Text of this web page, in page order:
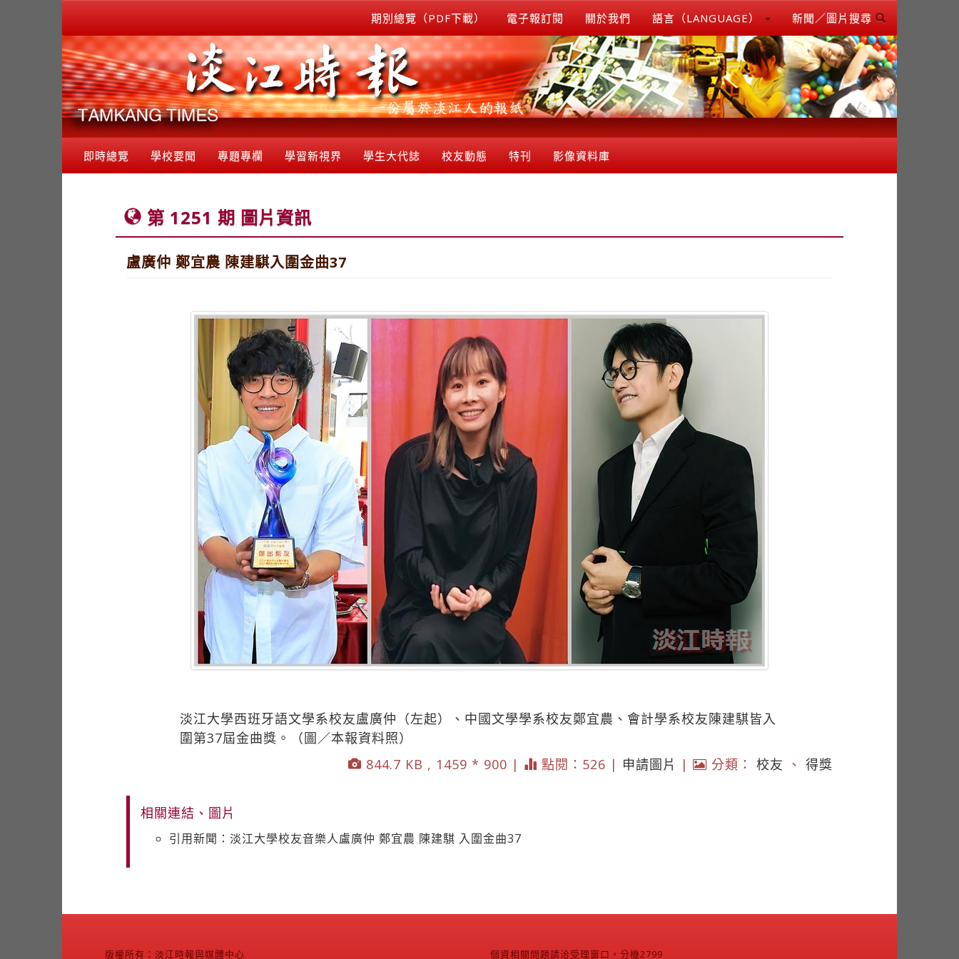
期別總覽（PDF下載） 電子報訂閱 關於我們 語言（LANGUAGE） 新聞／圖片搜尋
即時總覽 學校要聞 專題專欄 學習新視界 學生大代誌 校友動態 特刊 影像資料庫
第 1251 期 圖片資訊
盧廣仲 鄭宜農 陳建騏入圍金曲37
淡江大學西班牙語文學系校友盧廣仲（左起）、中國文學學系校友鄭宜農、會計學系校友陳建騏皆入
圍第37屆金曲獎。（圖／本報資料照）
844.7 KB , 1459 * 900 |
點閱：526 | 申請圖片 | 分類： 校友 、 得獎
相關連結、圖片
引用新聞：淡江大學校友音樂人盧廣仲 鄭宜農 陳建騏 入圍金曲37
版權所有：淡江時報與媒體中心 個資相關問題請洽受理窗口，分機2799